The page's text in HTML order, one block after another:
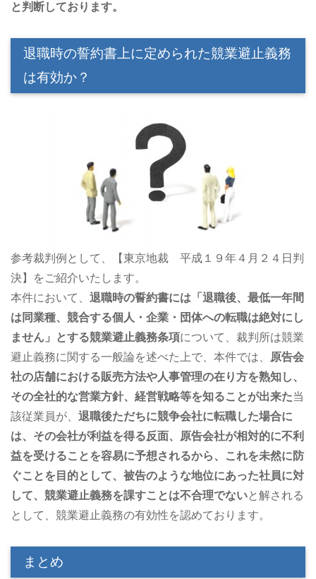
と判断しております。
退職時の誓約書上に定められた競業避止義務
は有効か？
参考裁判例として、【東京地裁 平成１９年４月２４日判
決】をご紹介いたします。
本件において、 退職時の誓約書には「退職後、最低一年間
は同業種、競合する個人・企業・団体への転職は絶対にし
ません」とする競業避止義務条項について、裁判所は競業
避止義務に関する一般論を述べた上で、本件では、
原告会
社の店舗における販売方法や人事管理の在り方を熟知し、
その全社的な営業方針、経営戦略等を知ることが出来た当
該従業員が、 退職後ただちに競争会社に転職した場合に
は、その会社が利益を得る反面、原告会社が相対的に不利
益を受けることを容易に予想されるから、これを未然に防
ぐことを目的として、被告のような地位にあった社員に対
して、競業避止義務を課すことは不合理でないと解される
として、競業避止義務の有効性を認めております。
まとめ